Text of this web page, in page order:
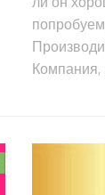
Компания,